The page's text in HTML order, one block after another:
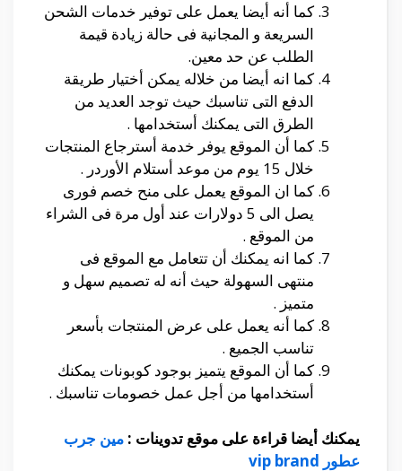
كما أنه أيضا يعمل على توفير خدمات الشحن
السريعة و المجانية فى حالة زيادة قيمة
الطلب عن حد معين.
كما انه أيضا من خلاله يمكن أختيار طريقة
الدفع التى تناسبك حيث توجد العديد من
الطرق التى يمكنك أستخدامها .
كما أن الموقع يوفر خدمة أسترجاع المنتجات
خلال 15 يوم من موعد أستلام الأوردر .
كما ان الموقع يعمل على منح خصم فورى
يصل الى 5 دولارات عند أول مرة فى الشراء
من الموقع .
كما انه يمكنك أن تتعامل مع الموقع فى
منتهى السهولة حيث أنه له تصميم سهل و
متميز .
كما أنه يعمل على عرض المنتجات بأسعر
تناسب الجميع .
كما أن الموقع يتميز بوجود كوبونات يمكنك
أستخدامها من أجل عمل خصومات تناسبك .
يمكنك أيضا قراءة على موقع تدوينات : مين جرب
عطور vip brand